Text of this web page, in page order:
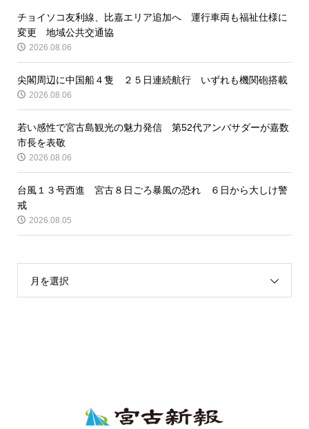
チョイソコ友利線、比嘉エリア追加へ 運行車両も福祉仕様に
変更 地域公共交通協
2026.08.06
尖閣周辺に中国船４隻 ２５日連続航行 いずれも機関砲搭載
2026.08.06
若い感性で宮古島観光の魅力発信 第52代アンバサダーが嘉数
市長を表敬
2026.08.06
台風１３号西進 宮古８日ごろ暴風の恐れ ６日から大しけ警
戒
2026.08.05
月を選択